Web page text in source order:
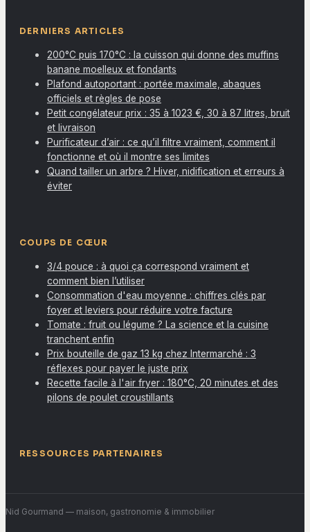
DERNIERS ARTICLES
200°C puis 170°C : la cuisson qui donne des muffins
banane moelleux et fondants
Plafond autoportant : portée maximale, abaques
officiels et règles de pose
Petit congélateur prix : 35 à 1023 €, 30 à 87 litres, bruit
et livraison
Purificateur d’air : ce qu’il filtre vraiment, comment il
fonctionne et où il montre ses limites
Quand tailler un arbre ? Hiver, nidification et erreurs à
éviter
COUPS DE CŒUR
3/4 pouce : à quoi ça correspond vraiment et
comment bien l’utiliser
Consommation d'eau moyenne : chiffres clés par
foyer et leviers pour réduire votre facture
Tomate : fruit ou légume ? La science et la cuisine
tranchent enfin
Prix bouteille de gaz 13 kg chez Intermarché : 3
réflexes pour payer le juste prix
Recette facile à l'air fryer : 180°C, 20 minutes et des
pilons de poulet croustillants
RESSOURCES PARTENAIRES
Nid Gourmand — maison, gastronomie & immobilier